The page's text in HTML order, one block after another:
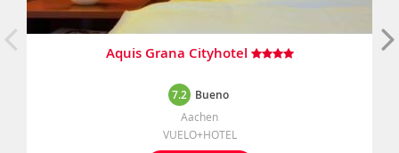
Aquis Grana Cityhotel
7.2 Bueno
Aachen
VUELO+HOTEL